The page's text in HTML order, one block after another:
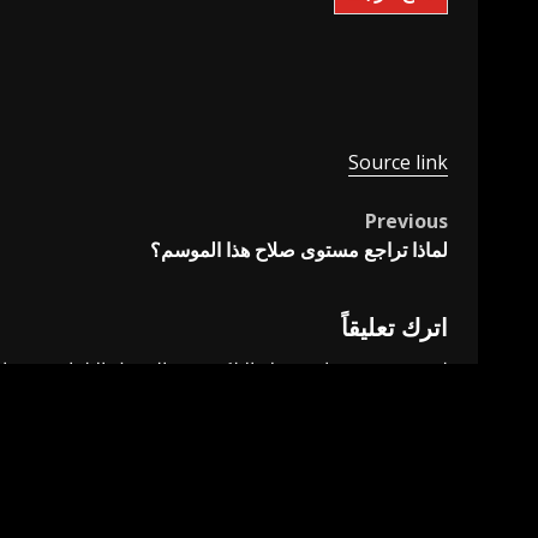
Source link
Post
navigation
Previous
لماذا تراجع مستوى صلاح هذا الموسم؟
اترك تعليقاً
لن يتم نشر عنوان بريدك الإلكتروني. الحقول الإلزامية مشار